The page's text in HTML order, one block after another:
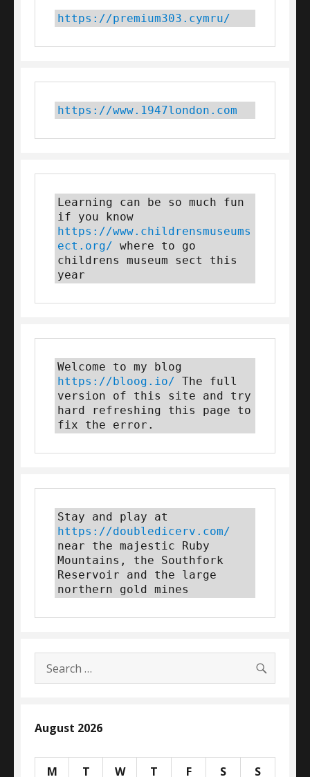
https://premium303.cymru/
https://www.1947london.com
Learning can be so much fun
https://www.childrensmuseums
ect.org/ where to go
childrens museum sect this
year
https://bloog.io/ The full
version of this site and try
hard refreshing this page to
fix the error.
https://doubledicerv.com/
near the majestic Ruby
Mountains, the Southfork
Reservoir and the large
northern gold mines
Search
for:
August 2026
M T W T F S S